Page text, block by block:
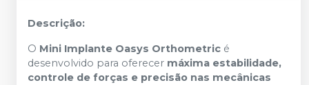
Descrição:
O Mini Implante Oasys Orthometric é
desenvolvido para oferecer máxima estabilidade,
controle de forças e precisão nas mecânicas